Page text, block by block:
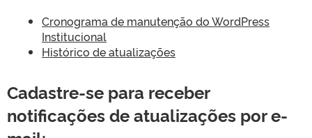
Cronograma de manutenção do WordPress
Institucional
Histórico de atualizações
Cadastre-se para receber
notificações de atualizações por e-